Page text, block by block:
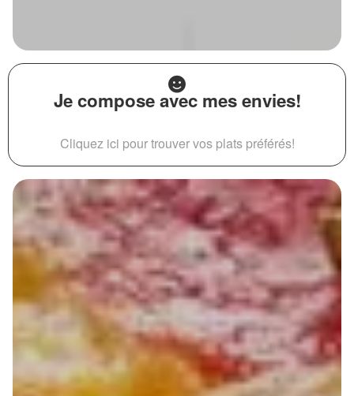
Je compose avec mes envies!
Cliquez ici pour trouver vos plats préférés!